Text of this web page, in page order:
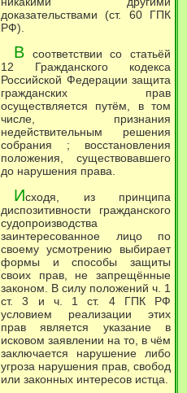
доказательствами (ст. 60 ГПК
РФ).
В соответствии со статьёй
12 Гражданского кодекса
Российской Федерации защита
гражданских прав
осуществляется путём, в том
числе, признания
недействительным решения
собрания ; восстановления
положения, существовавшего
до нарушения права.
Исходя, из принципа
диспозитивности гражданского
судопроизводства
заинтересованное лицо по
своему усмотрению выбирает
формы и способы защиты
своих прав, не запрещённые
законом. В силу положений ч. 1
ст. 3 и ч. 1 ст. 4 ГПК РФ
условием реализации этих
прав является указание в
исковом заявлении на то, в чём
заключается нарушение либо
угроза нарушения прав, свобод
или законных интересов истца.